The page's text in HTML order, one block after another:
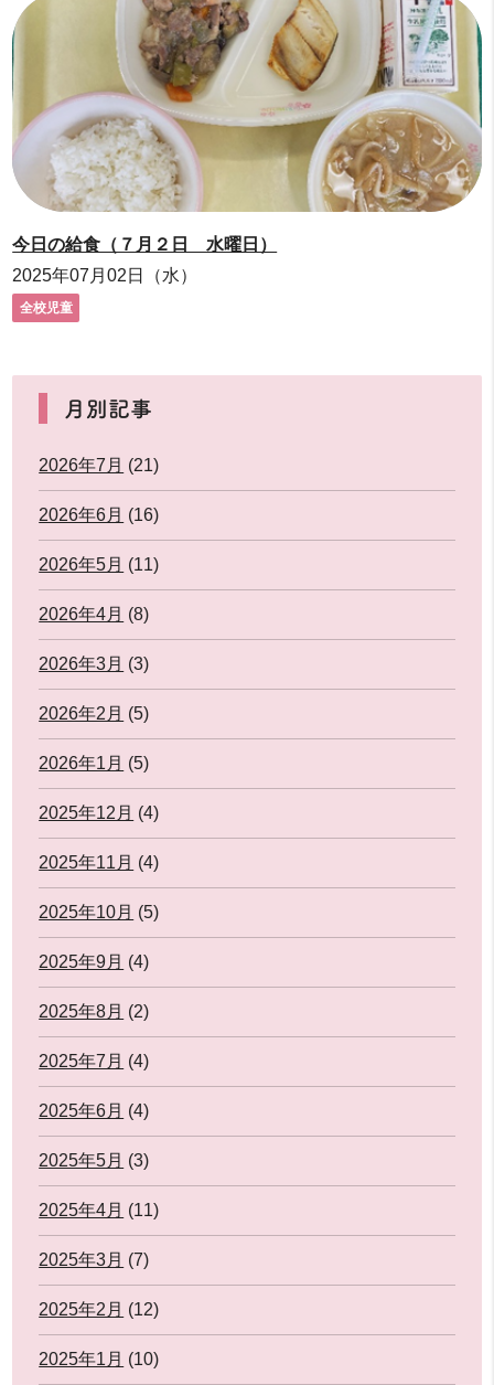
今日の給食（７月２日 水曜日）
2025年07月02日（水）
全校児童
月別記事
2026年7月 (21)
2026年6月 (16)
2026年5月 (11)
2026年4月 (8)
2026年3月 (3)
2026年2月 (5)
2026年1月 (5)
2025年12月 (4)
2025年11月 (4)
2025年10月 (5)
2025年9月 (4)
2025年8月 (2)
2025年7月 (4)
2025年6月 (4)
2025年5月 (3)
2025年4月 (11)
2025年3月 (7)
2025年2月 (12)
2025年1月 (10)